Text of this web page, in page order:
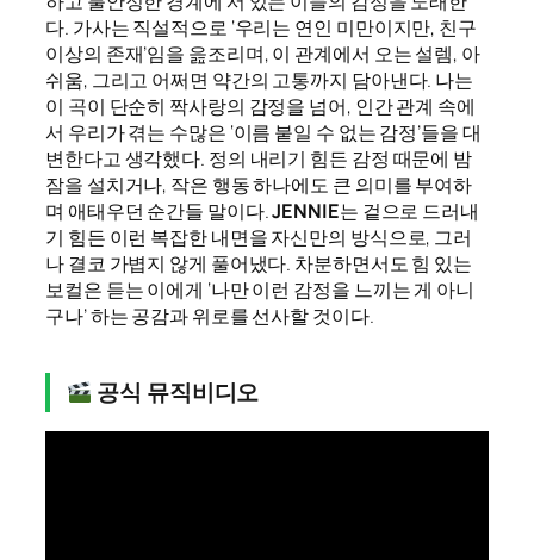
다. 가사는 직설적으로 ‘우리는 연인 미만이지만, 친구
이상의 존재’임을 읊조리며, 이 관계에서 오는 설렘, 아
쉬움, 그리고 어쩌면 약간의 고통까지 담아낸다. 나는
이 곡이 단순히 짝사랑의 감정을 넘어, 인간 관계 속에
서 우리가 겪는 수많은 ‘이름 붙일 수 없는 감정’들을 대
변한다고 생각했다. 정의 내리기 힘든 감정 때문에 밤
잠을 설치거나, 작은 행동 하나에도 큰 의미를 부여하
며 애태우던 순간들 말이다.JENNIE는 겉으로 드러내
기 힘든 이런 복잡한 내면을 자신만의 방식으로, 그러
나 결코 가볍지 않게 풀어냈다. 차분하면서도 힘 있는
보컬은 듣는 이에게 ‘나만 이런 감정을 느끼는 게 아니
구나’ 하는 공감과 위로를 선사할 것이다.
공식 뮤직비디오